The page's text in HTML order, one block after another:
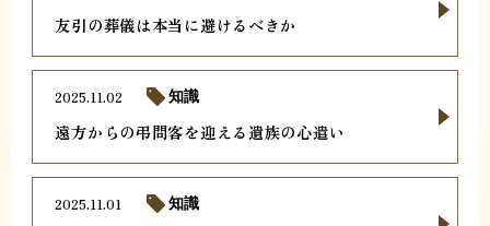
友引の葬儀は本当に避けるべきか
遠方からの弔問客を迎える遺族の心遣い
2025.11.02 知識
2025.11.01 知識